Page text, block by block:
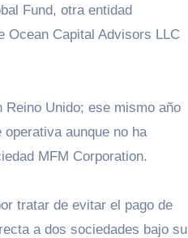
Fund, otra entidad
Ocean Capital Advisors LLC
Reino Unido; ese mismo año
aunque no ha
MFM Corporation.
tratar de evitar el pago de
a dos sociedades bajo su